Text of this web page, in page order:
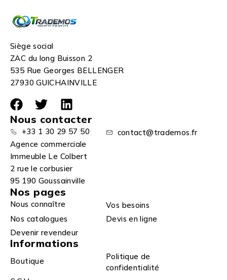
Siège social
ZAC du long Buisson 2
535 Rue Georges BELLENGER
27930 GUICHAINVILLE
Nous contacter
+33 1 30 29 57 50
contact@trademos.fr
Agence commerciale
Immeuble Le Colbert
2 rue le corbusier
95 190 Goussainville
Nos pages
Nous connaître
Vos besoins
Nos catalogues
Devis en ligne
Devenir revendeur
Informations
Boutique
Politique de
confidentialité